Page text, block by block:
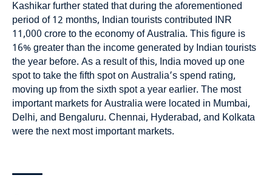
Kashikar further stated that during the aforementioned
period of 12 months, Indian tourists contributed INR
11,000 crore to the economy of Australia. This figure is
16% greater than the income generated by Indian tourists
the year before. As a result of this, India moved up one
spot to take the fifth spot on Australia’s spend rating,
moving up from the sixth spot a year earlier. The most
important markets for Australia were located in Mumbai,
Delhi, and Bengaluru. Chennai, Hyderabad, and Kolkata
were the next most important markets.